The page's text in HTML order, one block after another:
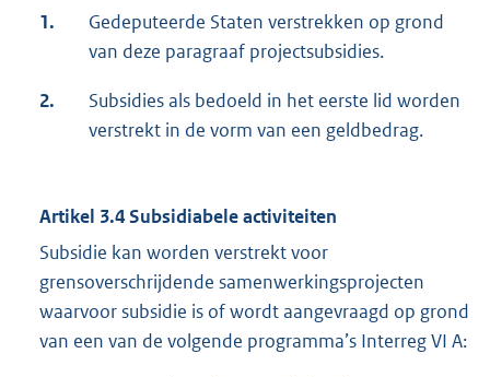
1.
Gedeputeerde Staten verstrekken op grond
van deze paragraaf projectsubsidies.
2.
Subsidies als bedoeld in het eerste lid worden
verstrekt in de vorm van een geldbedrag.
Artikel 3.4Subsidiabele activiteiten
Subsidie kan worden verstrekt voor
grensoverschrijdende samenwerkingsprojecten
waarvoor subsidie is of wordt aangevraagd op grond
van een van de volgende programma’s Interreg VI A: